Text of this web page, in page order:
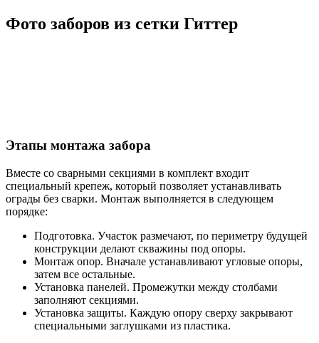
Фото заборов из сетки Гиттер
Этапы монтажа забора
Вместе со сварными секциями в комплект входит
специальный крепеж, который позволяет устанавливать
ограды без сварки. Монтаж выполняется в следующем
порядке:
Подготовка. Участок размечают, по периметру будущей
конструкции делают скважины под опоры.
Монтаж опор. Вначале устанавливают угловые опоры,
затем все остальные.
Установка панелей. Промежутки между столбами
заполняют секциями.
Установка защиты. Каждую опору сверху закрывают
специальными заглушками из пластика.